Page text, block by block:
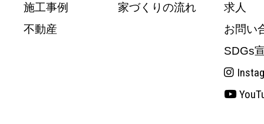
施工事例
不動産
家づくりの流れ
求人
お問い
SDGs